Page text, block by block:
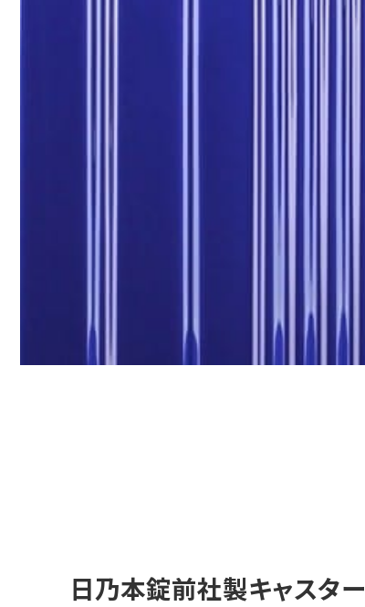
日乃本錠前社製キャスター